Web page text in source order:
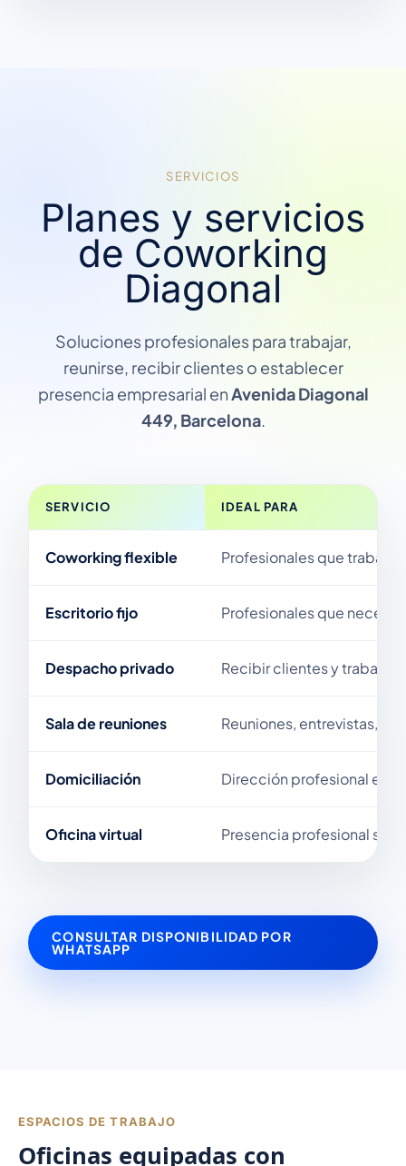
SERVICIOS
Planes y servicios
de Coworking
Diagonal
Soluciones profesionales para trabajar,
reunirse, recibir clientes o establecer
presencia empresarial enAvenida Diagonal
449, Barcelona.
SERVICIO IDEAL PARA
Coworking flexible Profesionales que
Escritorio fijo Profesionales que
Despacho privado Recibir clientes y trabajar
Sala de reuniones Reuniones, entrevistas,
Domiciliación Dirección profesional en
Oficina virtual Presencia profesional sin
CONSULTAR DISPONIBILIDAD POR
WHATSAPP
ESPACIOS DE TRABAJO
Oficinas equipadas con